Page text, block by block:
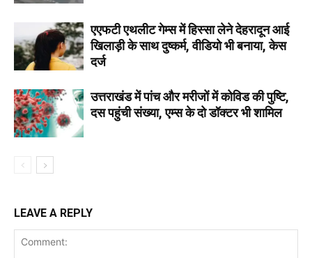
एएफटी एथलीट गेम्स में हिस्सा लेने देहरादून आई
खिलाड़ी के साथ दुष्कर्म, वीडियो भी बनाया, केस
दर्ज
उत्तराखंड में पांच और मरीजों में कोविड की पुष्टि,
दस पहुंची संख्या, एम्स के दो डॉक्टर भी शामिल
LEAVE A REPLY